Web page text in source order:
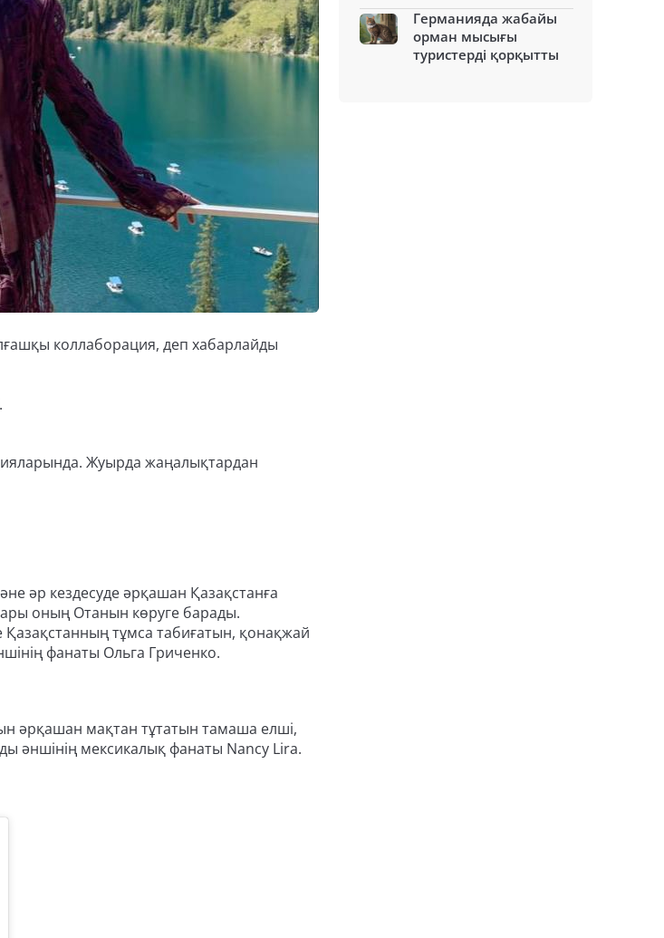
коллаборация, деп хабарлайды
Жуырда жаңалықтардан
әр кездесудеәрқашан Қазақстанға
оның Отанын көруге барады.
Қазақстанның тұмса табиғатын, қонақжай
фанаты Ольга Гриченко.
әрқашан мақтан тұтатын тамаша елші,
әншінің мексикалық фанаты Nancy Lira.
Германияда жабайы
орман мысығы
туристерді қорқытты